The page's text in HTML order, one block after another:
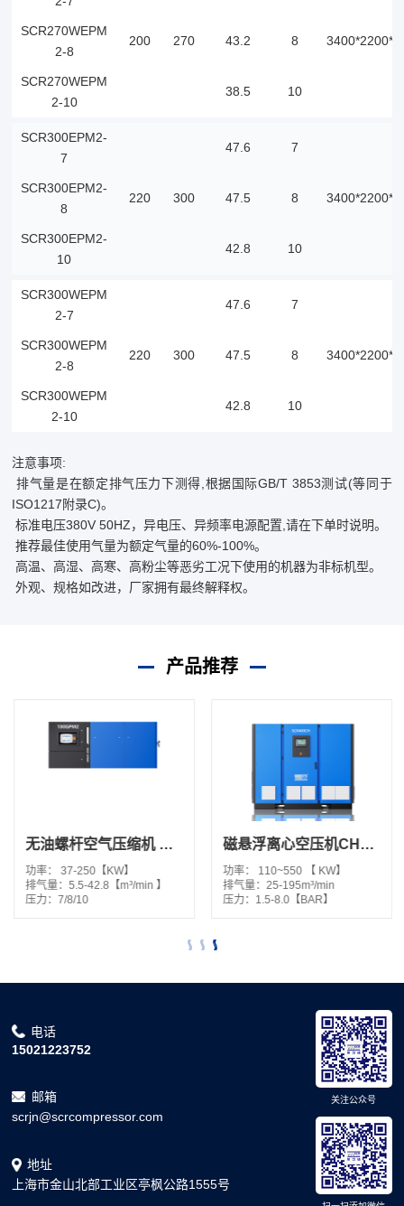
200 270
SCR270WEPM
2-8
43.2 8
SCR270WEPM
2-10
38.5 10
SCR300EPM2-
7
220 300
47.6 7
SCR300EPM2-
8
47.5 8
SCR300EPM2-
10
42.8 10
SCR300WEPM
2-7
220 300
47.6 7
SCR300WEPM
2-8
47.5 8
SCR300WEPM
2-10
42.8 10
注意事项:
排气量是在额定排气压力下测得,根据国际GB/T 3853测试(等同于
ISO1217附录C)。
标准电压380V 50HZ，异电压、异频率电源配置,请在下单时说明。
推荐最佳使用气量为额定气量的60%-100%。
高温、高湿、高寒、高粉尘等恶劣工况下使用的机器为非标机型。
外观、规格如改进，厂家拥有最终解释权。
产品推荐
无油螺杆空气压缩机 GPM2系列
功率：
37-250【KW】
排气量： 5.5-42.8【m³/min 】
压力： 7/8/10
磁悬浮离心空压机CH系列
功率：
110~550 【 KW】
排气量： 25-195m³/min
压力： 1.5-8.0【BAR】
电话
15021223752
邮箱
scrjn@scrcompressor.com
地址
上海市金山北部工业区亭枫公路1555号
关注公众号